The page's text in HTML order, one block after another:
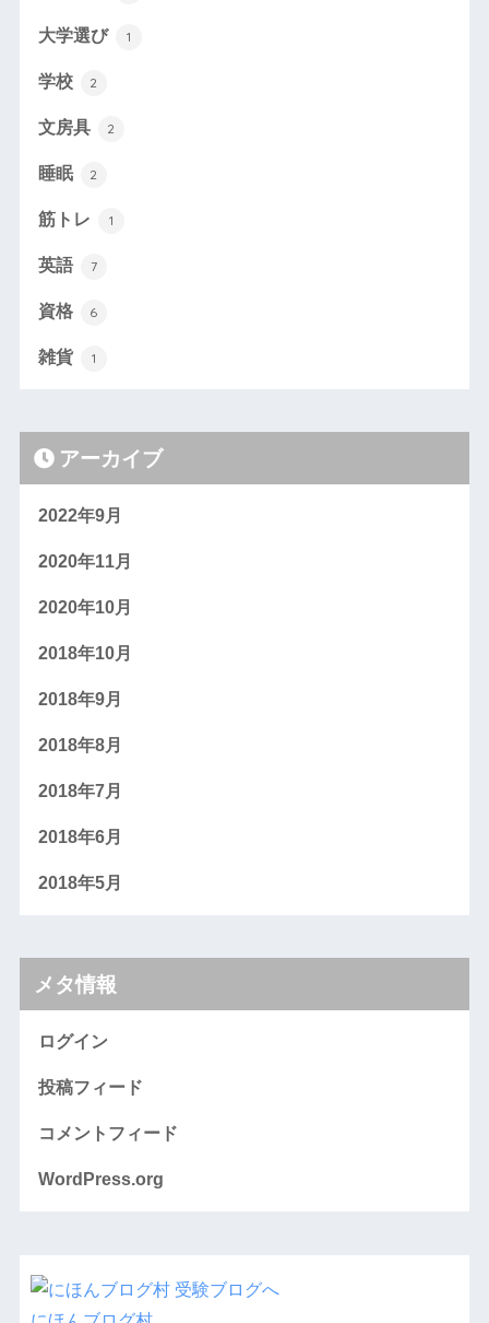
大学選び 1
学校 2
文房具 2
睡眠 2
筋トレ 1
英語 7
資格 6
雑貨 1
アーカイブ
2022年9月
2020年11月
2020年10月
2018年10月
2018年9月
2018年8月
2018年7月
2018年6月
2018年5月
メタ情報
ログイン
投稿フィード
コメントフィード
WordPress.org